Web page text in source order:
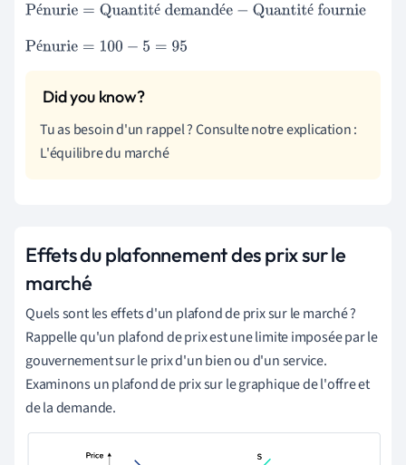
é é é é
Pénurie= Quantité demandée−Quantité fournie
é
Pénurie= 100 −5=95
Tu as besoin d'un rappel ? Consulte notre explication :
L'équilibre du marché
Effets du plafonnement des prix sur le
marché
Quels sont les effets d'un plafond de prix sur le marché ?
Rappelle qu'un plafond de prix est une limite imposée par le
gouvernement sur le prix d'un bien ou d'un service.
Examinons un plafond de prix sur le graphique de l'offre et
de la demande.